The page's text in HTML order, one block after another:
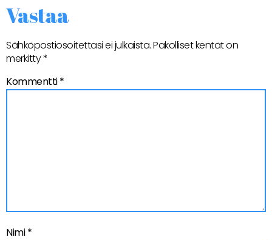
Vastaa
Sähköpostiosoitettasi ei julkaista.Pakolliset kentät on
merkitty*
Kommentti*
Nimi*